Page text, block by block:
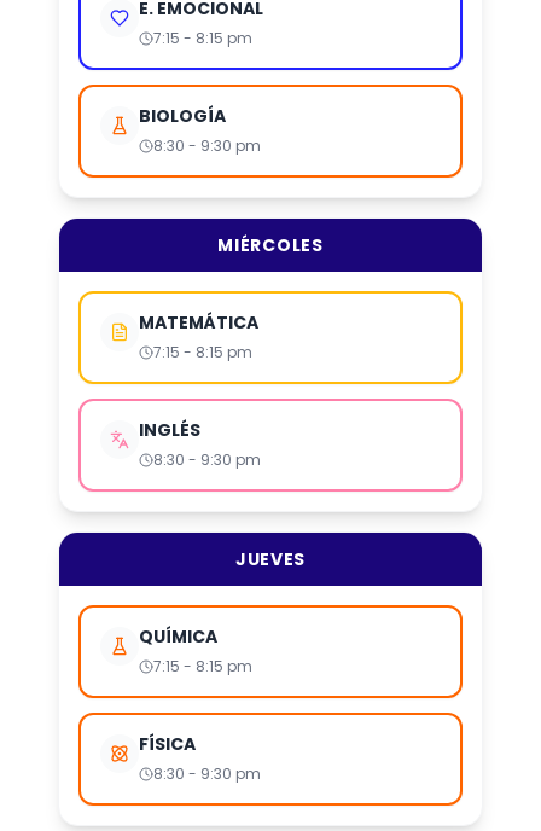
E. EMOCIONAL
7:15 - 8:15 pm
BIOLOGÍA
8:30 - 9:30 pm
MIÉRCOLES
MATEMÁTICA
7:15 - 8:15 pm
INGLÉS
8:30 - 9:30 pm
JUEVES
QUÍMICA
7:15 - 8:15 pm
FÍSICA
8:30 - 9:30 pm